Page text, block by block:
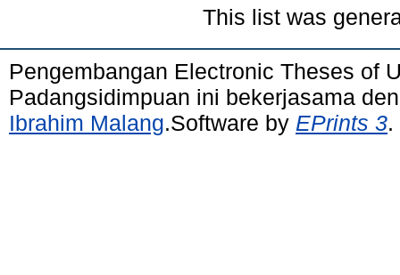
This list was
Pengembangan Electronic Theses of
Padangsidimpuan ini bekerjasama
Ibrahim Malang.Software by EPrints 3.